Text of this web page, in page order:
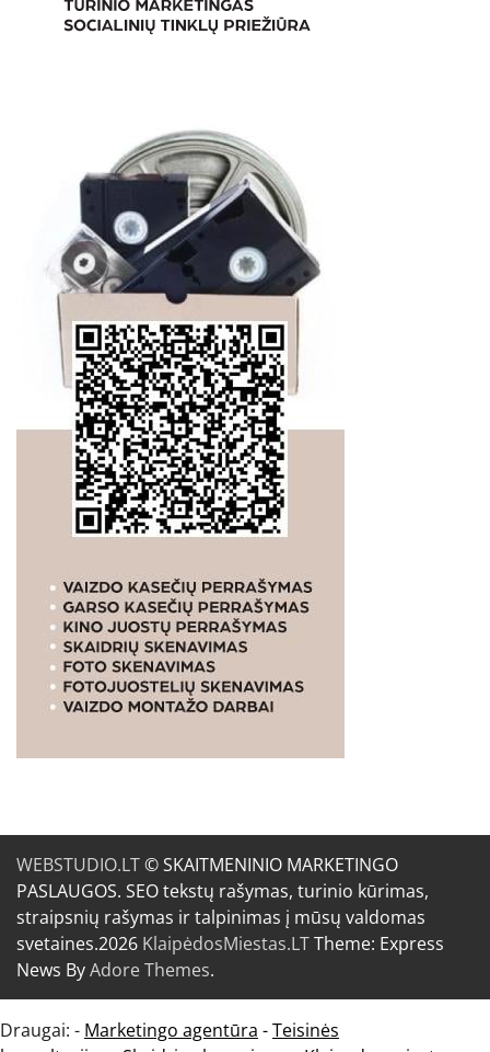
WEBSTUDIO.LT© SKAITMENINIO MARKETINGO
PASLAUGOS. SEO tekstų rašymas, turinio kūrimas,
straipsnių rašymas ir talpinimas į mūsų valdomas
svetaines.2026 KlaipėdosMiestas.LTTheme: Express
News ByAdore Themes.
Draugai: - Marketingo agentūra -Teisinės